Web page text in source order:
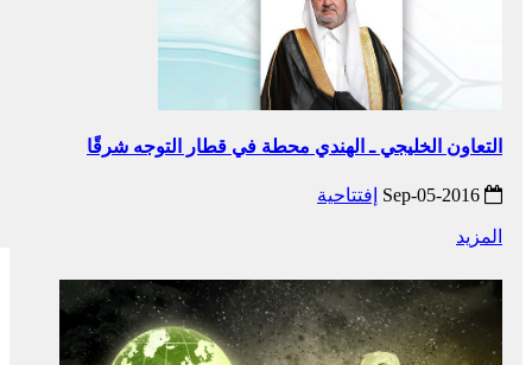
التعاون الخليجي ـ الهندي محطة في قطار التوجه شرقًا
إفتتاحية
المزيد